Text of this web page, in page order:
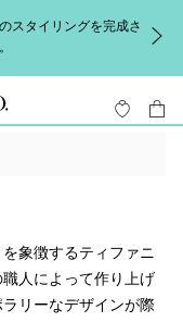
スタイリングを完成さ
。
象徴するティファニ
人によって作り上げ
リーなデザインが際